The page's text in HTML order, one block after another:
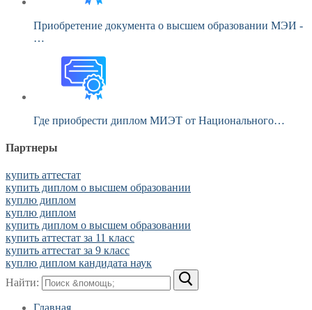
Приобретение документа о высшем образовании МЭИ -
…
Где приобрести диплом МИЭТ от Национального…
Партнеры
купить аттестат
купить диплом о высшем образовании
куплю диплом
куплю диплом
купить диплом о высшем образовании
купить аттестат за 11 класс
купить аттестат за 9 класс
куплю диплом кандидата наук
Найти: